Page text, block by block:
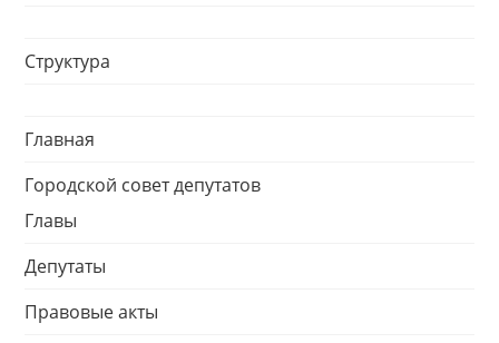
Структура
Главная
Городской совет депутатов
Главы
Депутаты
Правовые акты